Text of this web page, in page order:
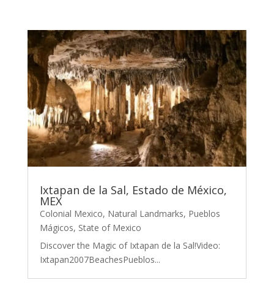
Ixtapan de la Sal, Estado de México,
MEX
Colonial Mexico, Natural Landmarks, Pueblos
Mágicos, State of Mexico
Discover the Magic of Ixtapan de la Sal!Video:
Ixtapan2007BeachesPueblos...